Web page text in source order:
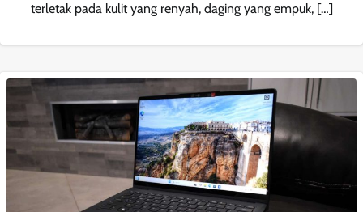
terletak pada kulit yang renyah, daging yang empuk, […]